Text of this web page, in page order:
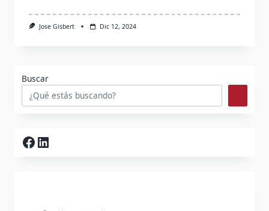
Jose Gisbert Dic 12, 2024
Buscar
Facebook
LinkedIn